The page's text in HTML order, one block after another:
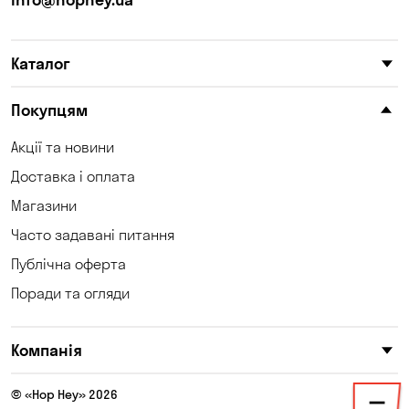
Кривий Ріг
Кропивницький
Куліші
Мар'янівка
Каталог
Покупцям
Акції та новини
Доставка і оплата
Магазини
Часто задавані питання
Публічна оферта
Поради та огляди
Компанія
© «Hop Hey» 2026